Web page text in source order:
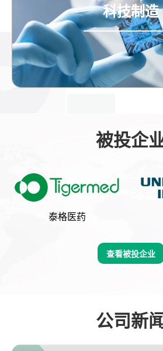
科技制造
被投企
泰格医药
查看被投企业
公司新